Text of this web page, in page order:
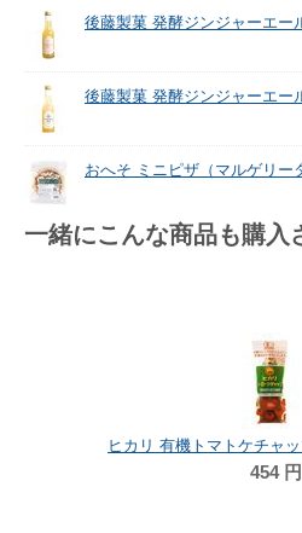
後藤製菓 発酵ジンジャーエー
後藤製菓 発酵ジンジャーエー
おへそ ミニピザ（マルゲリー
一緒にこんな商品も購入
ヒカリ 有機トマトケチャ
454 円